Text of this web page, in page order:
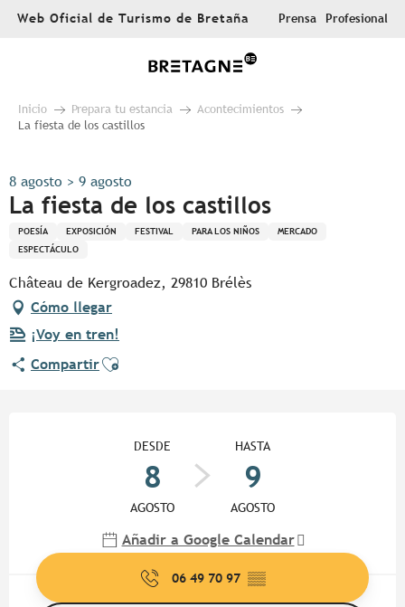
AllerWeb Oficial de Turismo de Bretaña Prensa Profesional
Inicio Prepara tu estancia
Acontecimientos
La fiesta de los castillos
8 agosto > 9 agosto
La fiesta de los castillos
POESÍA EXPOSICIÓN FESTIVAL PARA LOS NIÑOS
MERCADO
ESPECTÁCULO
Château de Kergroadez, 29810 Brélès
Cómo llegar
¡Voy en tren!
CompartirAjouter aux favoris
DESDE
8
AGOSTO
HASTA
9
AGOSTO
Añadir a Google Calendar
06 49 70 97 ▒▒